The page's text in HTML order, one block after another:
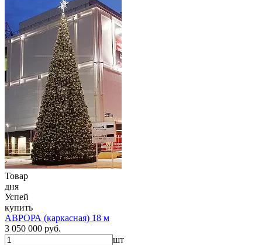
Товар
дня
Успей
купить
АВРОРА (каркасная) 18 м
3 050 000 руб.
шт